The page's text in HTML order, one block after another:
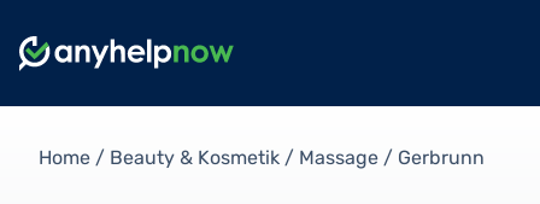
Home / Beauty & Kosmetik / Massage / Gerbrunn